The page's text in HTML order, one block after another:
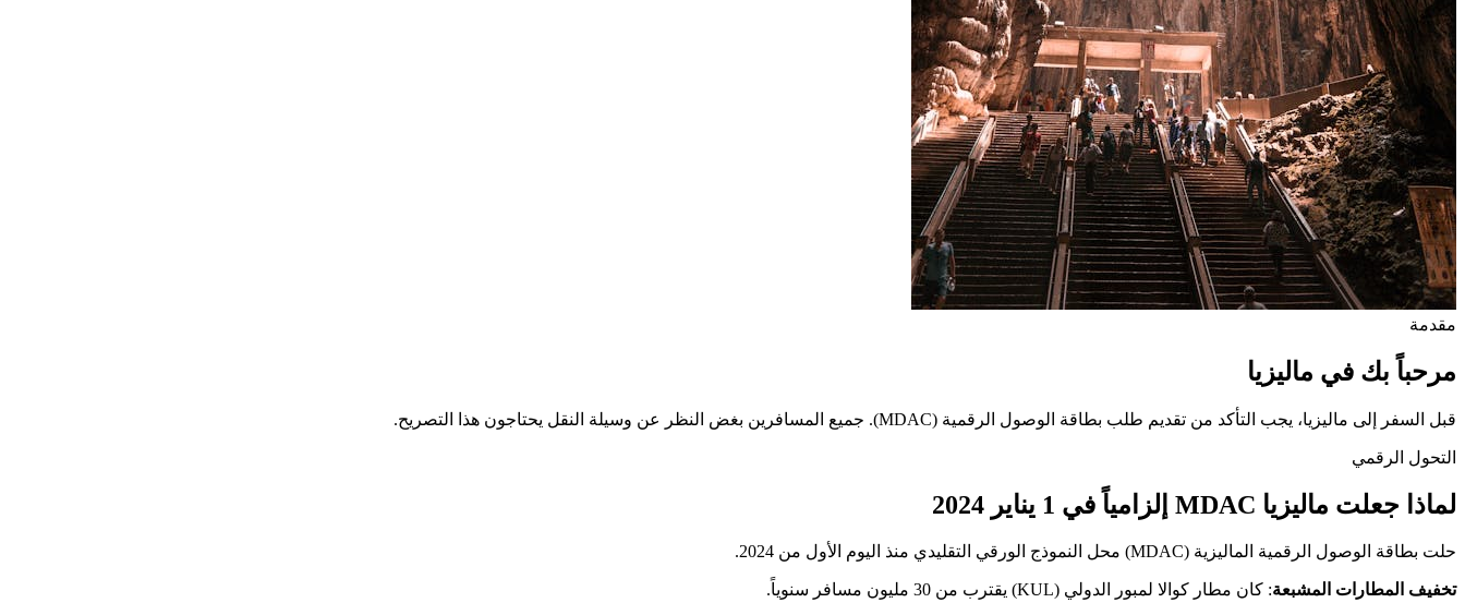
مقدمة
مرحباً بك في ماليزيا
قبل السفر إلى ماليزيا، يجب التأكد من تقديم طلب بطاقة الوصول الرقمية (MDAC). جميع المسافرين بغض النظر عن وسيلة النقل يحتاجون هذا التصريح.
التحول الرقمي
لماذا جعلت ماليزيا MDAC إلزامياً في 1 يناير 2024
حلت بطاقة الوصول الرقمية الماليزية (MDAC) محل النموذج الورقي التقليدي منذ اليوم الأول من 2024.
تخفيف المطارات المشبعة: كان مطار كوالا لمبور الدولي (KUL) يقترب من 30 مليون مسافر سنوياً.